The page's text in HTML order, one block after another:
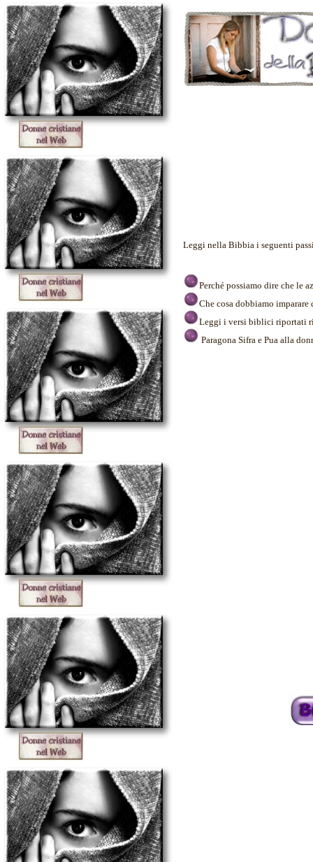
Leggi nella Bibbia i seguenti
Perché possiamo dire che le
Che cosa dobbiamo imparare
Leggi i versi biblici riportati
Paragona Sifra e Pua alla